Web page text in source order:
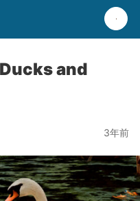
and
3年前